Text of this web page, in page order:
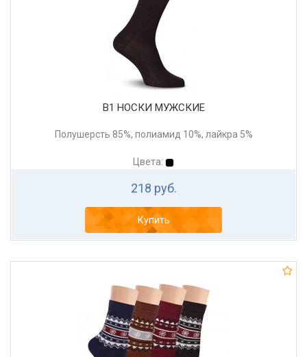
В1 НОСКИ МУЖСКИЕ
Полушерсть 85%, полиамид 10%, лайкра 5%
Цвета:
218 руб.
Купить